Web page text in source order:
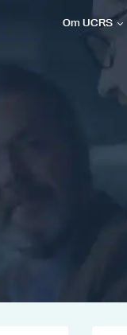
Om UCRS